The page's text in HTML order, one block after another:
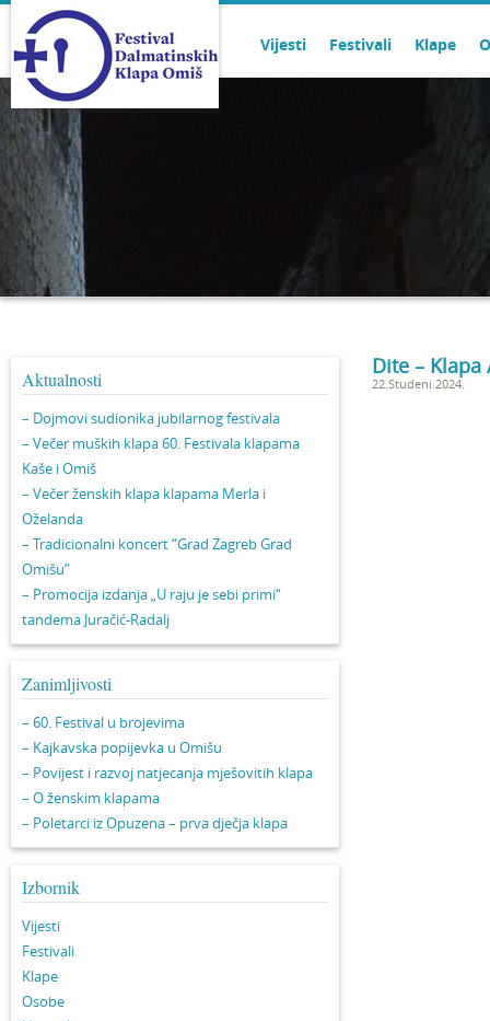
Vijesti Festivali Klape
Aktualnosti
– Dojmovi sudionika jubilarnog festivala
– Večer muških klapa 60. Festivala klapama
Kaše i Omiš
– Večer ženskih klapa klapama Merla i
Oželanda
– Tradicionalni koncert “Grad Zagreb Grad
Omišu”
– Promocija izdanja „U raju je sebi primi“
tandema Juračić-Radalj
Zanimljivosti
– 60. Festival u brojevima
– Kajkavska popijevka u Omišu
– Povijest i razvoj natjecanja mješovitih klapa
– O ženskim klapama
– Poletarci iz Opuzena – prva dječja klapa
Izbornik
Vijesti
Festivali
Klape
Osobe
Dite –
22.Studeni.2024.